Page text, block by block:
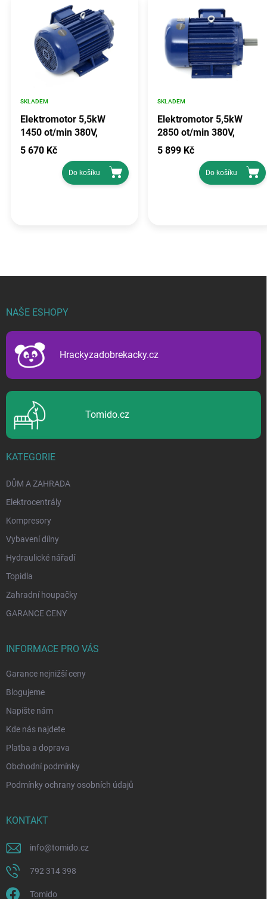
Elektromotor 5,5kW
1450 ot/min 380V,
KD1819
SKLADEM
5 670 Kč
Do košíku
Elektromotor 5,5kW
2850 ot/min 380V,
KD1820
SKLADEM
5 899 Kč
Do košíku
NAŠE ESHOPY
Hrackyzadobrekacky.cz
Tomido.cz
KATEGORIE
DŮM A ZAHRADA
Elektrocentrály
Kompresory
Vybavení dílny
Hydraulické nářadí
Topidla
Zahradní houpačky
GARANCE CENY
INFORMACE PRO VÁS
Garance nejnižší ceny
Blogujeme
Napište nám
Kde nás najdete
Platba a doprava
Obchodní podmínky
Podmínky ochrany osobních údajů
KONTAKT
info@tomido.cz
792 314 398
Tomido